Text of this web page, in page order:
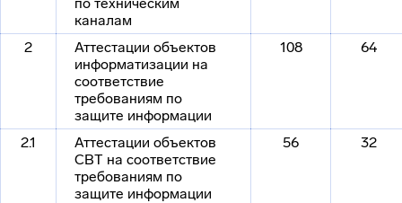
каналам
2
Аттестации объектов
информатизации на
соответствие
требованиям по
защите информации
108 64
2.1
Аттестации объектов
СВТ на соответствие
требованиям по
защите информации
56 32